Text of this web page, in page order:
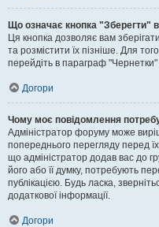
Що означає кнопка "Зберегти"
Ця кнопка дозволяє вам
та розмістити їх пізніше. Для
перейдіть в параграф
Догори
Чому моє повідомлення
Адміністратор форуму може
попереднього перегляду перед
що адміністратор додав вас до
його або її думку, потребують
публікацією. Будь ласка,
додаткової інформації.
Догори